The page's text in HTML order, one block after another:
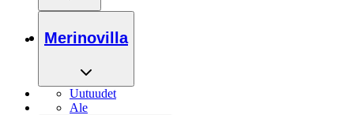
Merinovilla
Uutuudet
Ale